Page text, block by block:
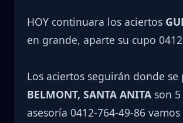
HOY continuara los aciertos
en grande, aparte su cupo
Los aciertos seguirán donde
BELMONT, SANTA ANITA son
asesoría 0412-764-49-86